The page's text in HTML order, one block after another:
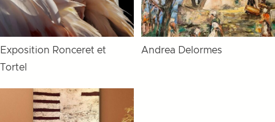
Exposition Ronceret et
Tortel
Andrea Delormes